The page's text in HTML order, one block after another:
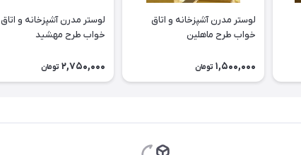
لوستر مدرن آشپزخانه و اتاق
خواب طرح ماهلین
1,500,000 تومان
لوستر مدرن آشپزخانه و اتاق
خواب طرح مهشید
2,750,000 تومان